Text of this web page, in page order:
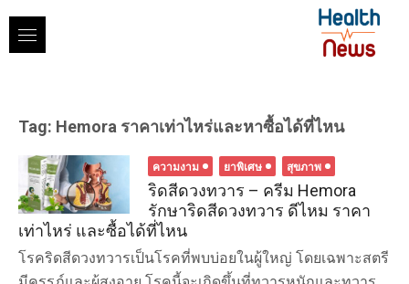
content
Tag: Hemora ราคาเท่าไหร่และหาซื้อได้ที่ไหน
ความงาม ยาพิเศษ สุขภาพ
ริดสีดวงทวาร – ครีม Hemora
รักษาริดสีดวงทวาร ดีไหม ราคา
เท่าไหร่ และซื้อได้ที่ไหน
โรคริดสีดวงทวารเป็นโรคที่พบบ่อยในผู้ใหญ่ โดยเฉพาะสตรี